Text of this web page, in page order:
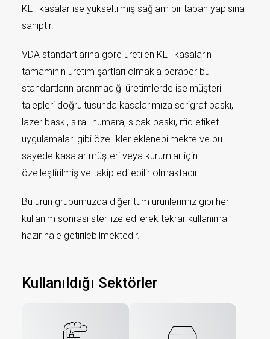
KLT kasalar ise yükseltilmiş sağlam bir taban yapısına
sahiptir.
VDA standartlarına göre üretilen KLT kasaların
tamamının üretim şartları olmakla beraber bu
standartların aranmadığı üretimlerde ise müşteri
talepleri doğrultusunda kasalarımıza serigraf baskı,
lazer baskı, sıralı numara, sıcak baskı, rfid etiket
uygulamaları gibi özellikler eklenebilmekte ve bu
sayede kasalar müşteri veya kurumlar için
özelleştirilmiş ve takip edilebilir olmaktadır.
Bu ürün grubumuzda diğer tüm ürünlerimiz gibi her
kullanım sonrası sterilize edilerek tekrar kullanıma
hazır hale getirilebilmektedir.
Kullanıldığı Sektörler